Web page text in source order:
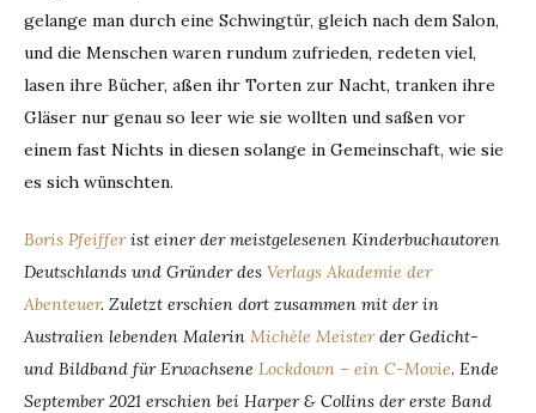
gelange man durch eine Schwingtür, gleich nach dem Salon,
und die Menschen waren rundum zufrieden, redeten viel,
lasen ihre Bücher, aßen ihr Torten zur Nacht, tranken ihre
Gläser nur genau so leer wie sie wollten und saßen vor
einem fast Nichts in diesen solange in Gemeinschaft, wie sie
es sich wünschten.
Boris Pfeifferist einer der meistgelesenen Kinderbuchautoren
Deutschlands und Gründer des Verlags Akademie der
Abenteuer. Zuletzt erschien dort zusammen mit der in
Australien lebenden Malerin Michèle Meisterder Gedicht-
und Bildband für Erwachsene Lockdown – ein C-Movie. Ende
September 2021 erschien bei Harper & Collins der erste Band